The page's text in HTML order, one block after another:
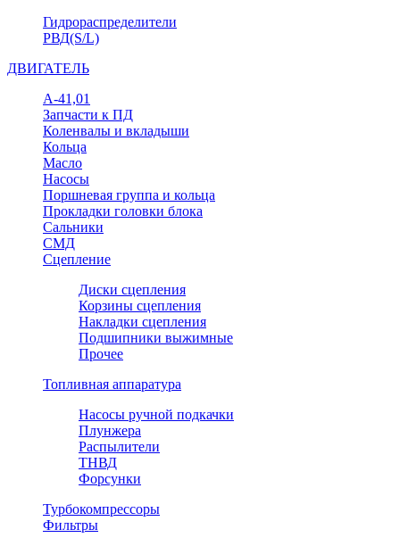
Гидрораспределители
РВД(S/L)
ДВИГАТЕЛЬ
А-41,01
Запчасти к ПД
Коленвалы и вкладыши
Кольца
Масло
Насосы
Поршневая группа и кольца
Прокладки головки блока
Сальники
СМД
Сцепление
Диски сцепления
Корзины сцепления
Накладки сцепления
Подшипники выжимные
Прочее
Топливная аппаратура
Насосы ручной подкачки
Плунжера
Распылители
ТНВД
Форсунки
Турбокомпрессоры
Фильтры